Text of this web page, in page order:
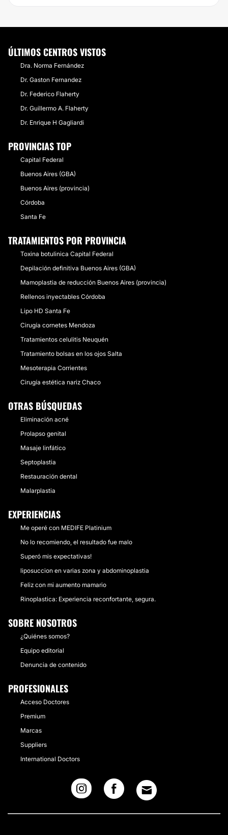
ÚLTIMOS CENTROS VISTOS
Dra. Norma Fernández
Dr. Gaston Fernandez
Dr. Federico Flaherty
Dr. Guillermo A. Flaherty
Dr. Enrique H Gagliardi
PROVINCIAS TOP
Capital Federal
Buenos Aires (GBA)
Buenos Aires (provincia)
Córdoba
Santa Fe
TRATAMIENTOS POR PROVINCIA
Toxina botulinica Capital Federal
Depilación definitiva Buenos Aires (GBA)
Mamoplastia de reducción Buenos Aires (provincia)
Rellenos inyectables Córdoba
Lipo HD Santa Fe
Cirugía cornetes Mendoza
Tratamientos celulitis Neuquén
Tratamiento bolsas en los ojos Salta
Mesoterapia Corrientes
Cirugía estética nariz Chaco
OTRAS BÚSQUEDAS
Eliminación acné
Prolapso genital
Masaje linfático
Septoplastia
Restauración dental
Malarplastia
EXPERIENCIAS
Me operé con MEDIFE Platinium
No lo recomiendo, el resultado fue malo
Superó mis expectativas!
liposuccion en varias zona y abdominoplastia
Feliz con mi aumento mamario
Rinoplastica: Experiencia reconfortante, segura.
SOBRE NOSOTROS
¿Quiénes somos?
Equipo editorial
Denuncia de contenido
PROFESIONALES
Acceso Doctores
Premium
Marcas
Suppliers
International Doctors